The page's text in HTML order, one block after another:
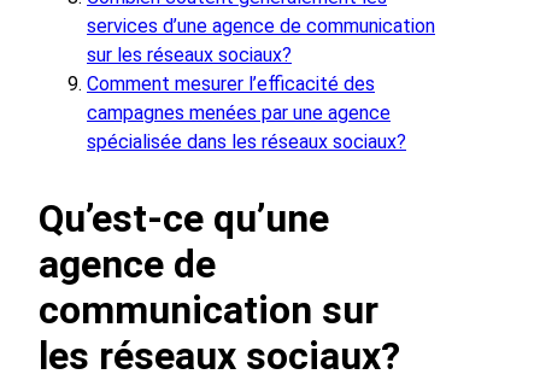
services d’une agence de communication
sur les réseaux sociaux?
Comment mesurer l’efficacité des
campagnes menées par une agence
spécialisée dans les réseaux sociaux?
Qu’est-ce qu’une
agence de
communication sur
les réseaux sociaux?